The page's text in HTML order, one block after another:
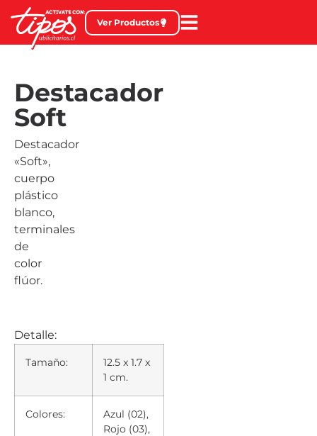
Ver Productos
Destacador
Soft
Destacador
«Soft»,
cuerpo
plástico
blanco,
terminales
de
color
flúor.
Detalle:
Tamaño:
12.5 x 1.7 x
1 cm.
Colores:
Azul (02),
Rojo (03),